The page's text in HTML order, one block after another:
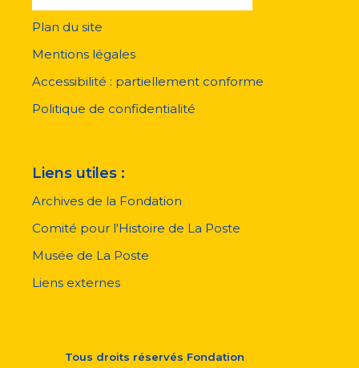
pied
page
Plan du site
Mentions légales
Accessibilité : partiellement conforme
Politique de confidentialité
Liens utiles :
Archives de la Fondation
Comité pour l'Histoire de La Poste
Musée de La Poste
Liens externes
Tous droits réservés Fondation